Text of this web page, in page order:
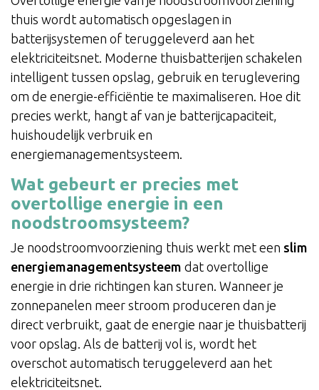
thuis wordt automatisch opgeslagen in
batterijsystemen of teruggeleverd aan het
elektriciteitsnet. Moderne thuisbatterijen schakelen
intelligent tussen opslag, gebruik en teruglevering
om de energie-efficiëntie te maximaliseren. Hoe dit
precies werkt, hangt af van je batterijcapaciteit,
huishoudelijk verbruik en
energiemanagementsysteem.
Wat gebeurt er precies met
overtollige energie in een
noodstroomsysteem?
Je noodstroomvoorziening thuis werkt met een slim
energiemanagementsysteem dat overtollige
energie in drie richtingen kan sturen. Wanneer je
zonnepanelen meer stroom produceren dan je
direct verbruikt, gaat de energie naar je thuisbatterij
voor opslag. Als de batterij vol is, wordt het
overschot automatisch teruggeleverd aan het
elektriciteitsnet.